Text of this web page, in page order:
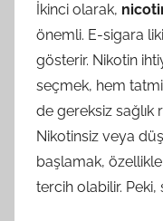
İkinci olarak,
önemli. E-sigara
gösterir. Nikotin
seçmek, hem
de gereksiz sağlık
Nikotinsiz veya
başlamak,
tercih olabilir. Peki,